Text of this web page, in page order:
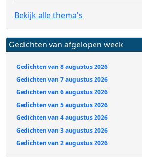
Bekijk alle thema's
Gedichten van afgelopen week
Gedichten van 8 augustus 2026
Gedichten van 7 augustus 2026
Gedichten van 6 augustus 2026
Gedichten van 5 augustus 2026
Gedichten van 4 augustus 2026
Gedichten van 3 augustus 2026
Gedichten van 2 augustus 2026